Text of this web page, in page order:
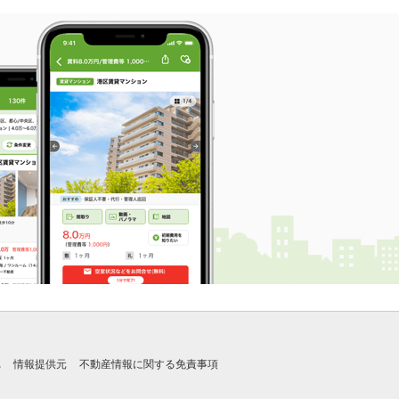
情報提供元 不動産情報に関する免責事項